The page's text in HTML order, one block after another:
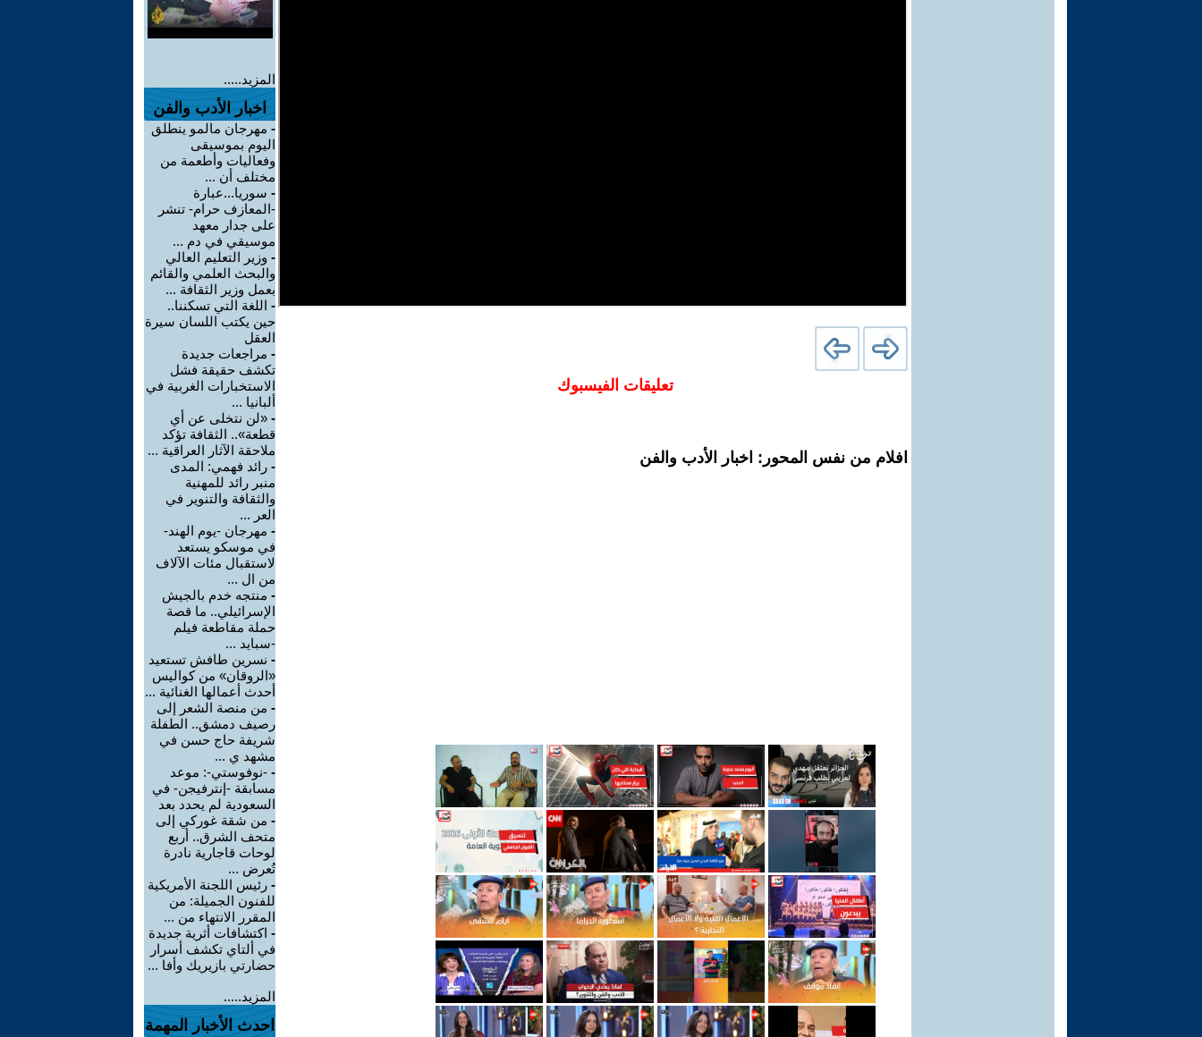
تعليقات الفيسبوك
افلام من نفس المحور: اخبار الأدب والفن
المزيد.....
اخبار الأدب والفن
- مهرجان مالمو ينطلق
اليوم بموسيقى
وفعاليات وأطعمة من
مختلف أن ...
- سوريا...عبارة
-المعازف حرام- تنشر
على جدار معهد
موسيقي في دم ...
- وزير التعليم العالي
والبحث العلمي والقائم
بعمل وزير الثقافة ...
- اللغة التي تسكننا..
حين يكتب اللسان سيرة
العقل
- مراجعات جديدة
تكشف حقيقة فشل
الاستخبارات الغربية في
ألبانيا ...
- «لن نتخلى عن أي
قطعة».. الثقافة تؤكد
ملاحقة الآثار العراقية ...
- رائد فهمي: المدى
منبر رائد للمهنية
والثقافة والتنوير في
العر ...
- مهرجان -يوم الهند-
في موسكو يستعد
لاستقبال مئات الآلاف
من ال ...
- منتجه خدم بالجيش
الإسرائيلي.. ما قصة
حملة مقاطعة فيلم
-سبايد ...
- نسرين طافش تستعيد
«الروقان» من كواليس
أحدث أعمالها الغنائية ...
- من منصة الشعر إلى
رصيف دمشق.. الطفلة
شريفة حاج حسن في
مشهد ي ...
- -نوفوستي-: موعد
مسابقة -إنترفيجن- في
السعودية لم يحدد بعد
- من شقة غوركي إلى
متحف الشرق.. أربع
لوحات قاجارية نادرة
تُعرض ...
- رئيس اللجنة الأمريكية
للفنون الجميلة: من
المقرر الانتهاء من ...
- اكتشافات أثرية جديدة
في ألتاي تكشف أسرار
حضارتي بازيريك وأفا ...
المزيد.....
احدث الأخبار المهمة